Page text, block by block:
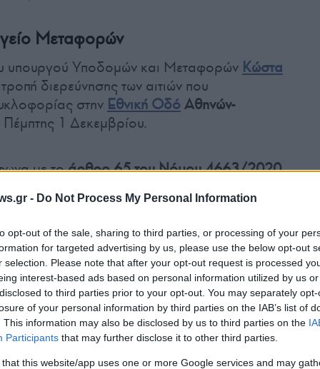
- Do Not Process My Personal Information
opt-out of the sale, sharing to third parties, or processing of your
for targeted advertising by us, please use the below opt-out
selection. Please note that after your opt-out request is processed
interest-based ads based on personal information utilized by us
to third parties prior to your opt-out. You may separately
of your personal information by third parties on the IAB’s list of
This information may also be disclosed by us to third parties on the
Participants that may further disclose it to other third parties.
that this website/app uses one or more Google services and may
Μεταφορών
υπουργού Υποδομών και Μεταφορών Κώστα
διερεύνησης των αιτιών που
στην Εθνική Οδό Αθηνών-
1 Δεκεμβρίου.
με τοάρθρο 65 του Νόμου 4663/2020
Διερεύνησης είναι η διερεύνηση και
της κυκλοφορίας επί της Εθνικής Οδού
Κακιάς Σκάλας στο ρεύμα προς Αθήνα
την εκδήλωση των δυσμενών καιρικών